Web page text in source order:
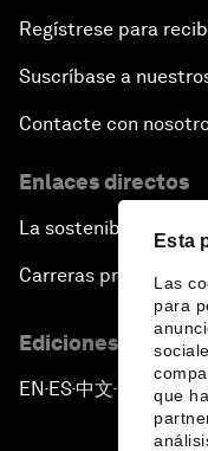
Esta
Las
para
que
Regístrese para
Suscríbase a
Contacte con
Enlaces directos
La sostenibilidad en
Carreras
Ediciones en
EN ▪ES▪中文▪ 日本語